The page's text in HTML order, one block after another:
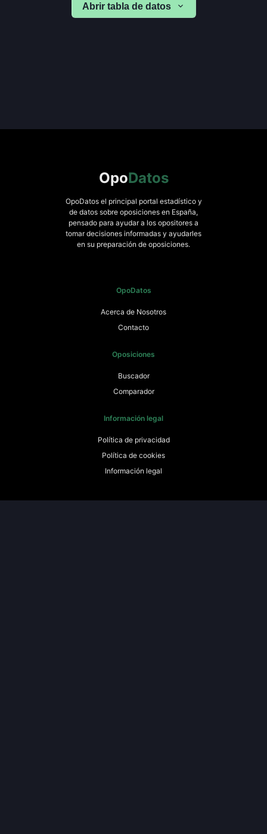
Abrir tabla de datos
OpoDatos
OpoDatos el principal portal estadístico y
de datos sobre oposiciones en España,
pensado para ayudar a los opositores a
tomar decisiones informadas y ayudarles
en su preparación de oposiciones.
OpoDatos
Acerca de Nosotros
Contacto
Oposiciones
Buscador
Comparador
Información legal
Política de privacidad
Política de cookies
Información legal